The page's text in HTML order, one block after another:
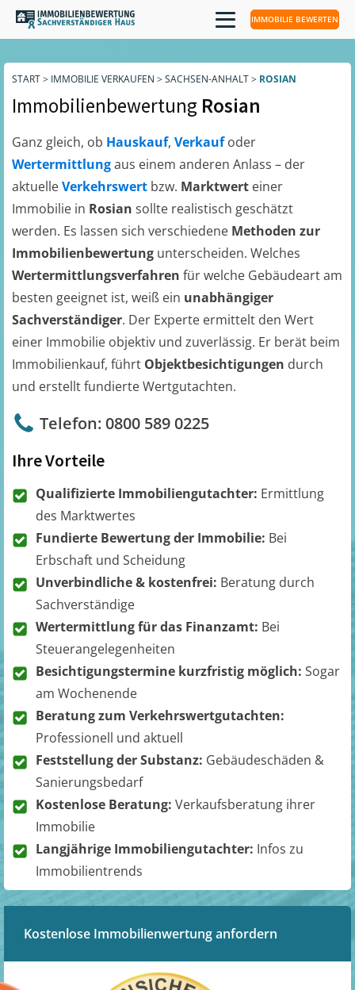
IMMOBILIE BEWERTEN
START> IMMOBILIE VERKAUFEN > SACHSEN-ANHALT> ROSIAN
Immobilienbewertung Rosian
Ganz gleich, ob Hauskauf, Verkaufoder
Wertermittlungaus einem anderen Anlass – der
aktuelleVerkehrswert bzw. Marktwert einer
Immobilie in Rosian sollte realistisch geschätzt
werden. Es lassen sich verschiedene Methoden zur
Immobilienbewertung unterscheiden. Welches
Wertermittlungsverfahren für welche Gebäudeart am
besten geeignet ist, weiß ein unabhängiger
Sachverständiger. Der Experte ermittelt den Wert
einer Immobilie objektiv und zuverlässig. Er berät beim
Immobilienkauf, führt Objektbesichtigungen durch
und erstellt fundierte Wertgutachten.
Telefon: 0800 589 0225
Ihre Vorteile
Qualifizierte Immobiliengutachter: Ermittlung
des Marktwertes
Fundierte Bewertung der Immobilie: Bei
Erbschaft und Scheidung
Unverbindliche & kostenfrei: Beratung durch
Sachverständige
Wertermittlung für das Finanzamt: Bei
Steuerangelegenheiten
Besichtigungstermine kurzfristig möglich: Sogar
am Wochenende
Beratung zum Verkehrswertgutachten:
Professionell und aktuell
Feststellung der Substanz: Gebäudeschäden &
Sanierungsbedarf
Kostenlose Beratung: Verkaufsberatung ihrer
Immobilie
Langjährige Immobiliengutachter: Infos zu
Immobilientrends
Kostenlose Immobilienwertung anfordern